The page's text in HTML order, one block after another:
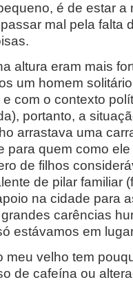
é de estar a
mal pela falta
altura eram mais
um homem
com o contexto
portanto, a
arrastava uma
para quem como
de filhos
de pilar familiar
na cidade para
carências
estávamos em
meu velho tem
de cafeína ou